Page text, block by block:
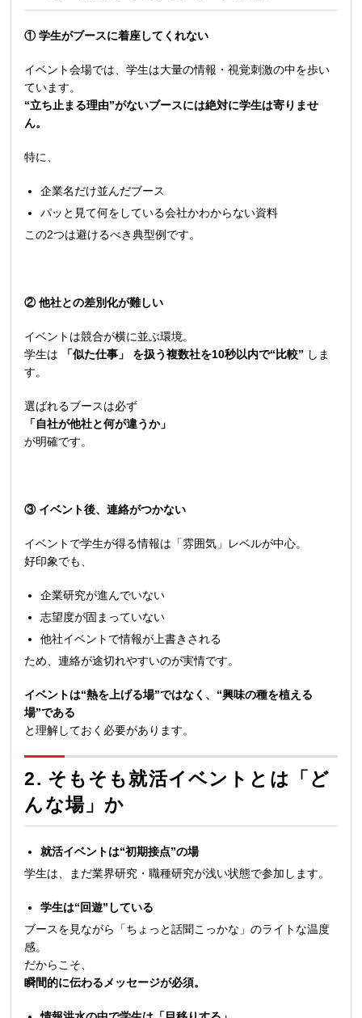
① 学生がブースに着座してくれない
イベント会場では、学生は大量の情報・視覚刺激の中を歩い
ています。
“立ち止まる理由”がないブースには絶対に学生は寄りませ
ん。
特に、
企業名だけ並んだブース
パッと見て何をしている会社かわからない資料
この2つは避けるべき典型例です。
② 他社との差別化が難しい
イベントは競合が横に並ぶ環境。
学生は
「似た仕事」 を扱う複数社を10秒以内で“比較” しま
す。
選ばれるブースは必ず
「自社が他社と何が違うか」
が明確です。
③ イベント後、連絡がつかない
イベントで学生が得る情報は「雰囲気」レベルが中心。
好印象でも、
企業研究が進んでいない
志望度が固まっていない
他社イベントで情報が上書きされる
ため、連絡が途切れやすいのが実情です。
イベントは“熱を上げる場”ではなく、“興味の種を植える
場”である
と理解しておく必要があります。
2. そもそも就活イベントとは「ど
んな場」か
就活イベントは“初期接点”の場
学生は、まだ業界研究・職種研究が浅い状態で参加します。
学生は“回遊”している
ブースを見ながら「ちょっと話聞こっかな」のライトな温度
感。
だからこそ、
瞬間的に伝わるメッセージが必須。